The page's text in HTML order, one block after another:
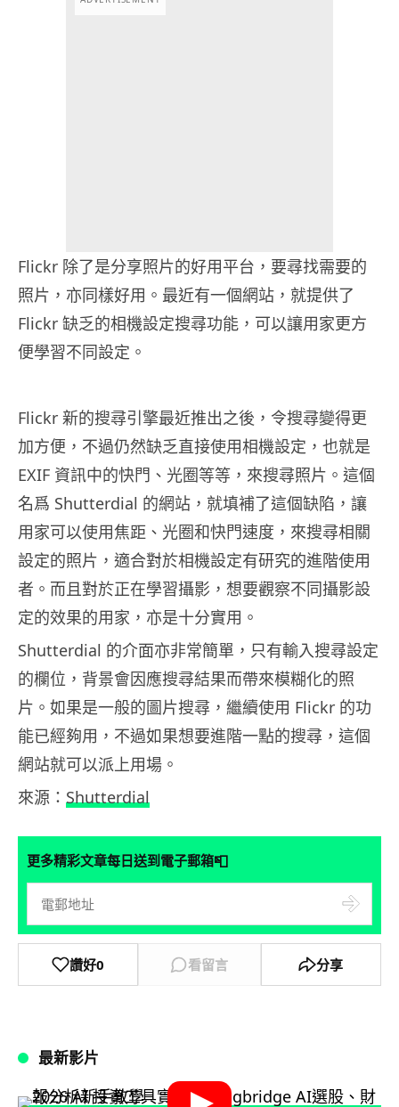
Flickr 除了是分享照片的好用平台，要尋找需要的
照片，亦同樣好用。最近有一個網站，就提供了
Flickr 缺乏的相機設定搜尋功能，可以讓用家更方
便學習不同設定。
Flickr 新的搜尋引擎最近推出之後，令搜尋變得更
加方便，不過仍然缺乏直接使用相機設定，也就是
EXIF 資訊中的快門、光圈等等，來搜尋照片。這個
名爲 Shutterdial 的網站，就填補了這個缺陷，讓
用家可以使用焦距、光圈和快門速度，來搜尋相關
設定的照片，適合對於相機設定有研究的進階使用
者。而且對於正在學習攝影，想要觀察不同攝影設
定的效果的用家，亦是十分實用。
Shutterdial 的介面亦非常簡單，只有輸入搜尋設定
的欄位，背景會因應搜尋結果而帶來模糊化的照
片。如果是一般的圖片搜尋，繼續使用 Flickr 的功
能已經夠用，不過如果想要進階一點的搜尋，這個
網站就可以派上用場。
來源： Shutterdial
更多精彩文章每日送到電子郵箱📮
讚好0 看留言 分享
最新影片